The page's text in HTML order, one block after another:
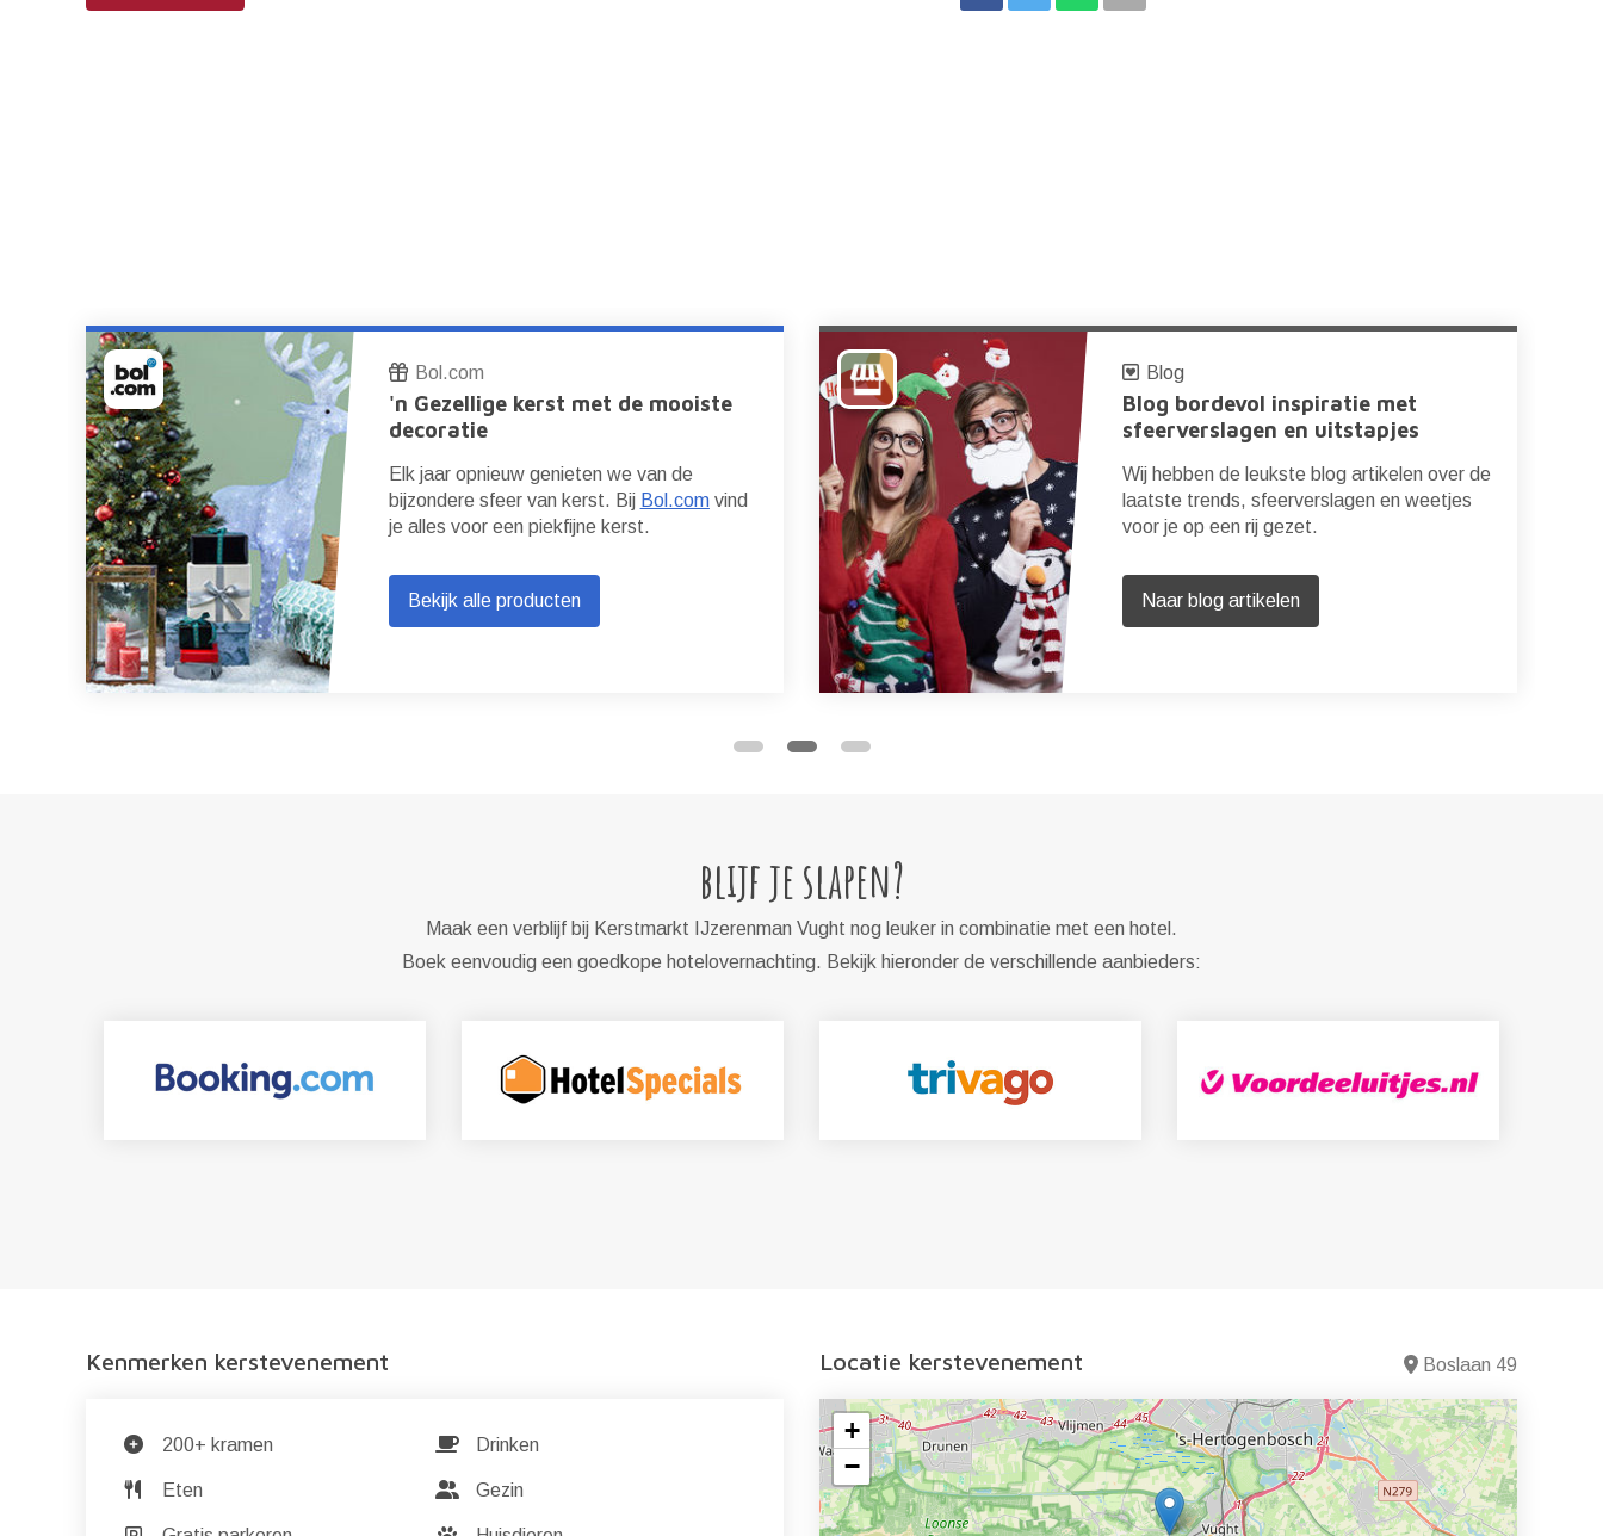
Bol.com
'n Gezellige kerst met de mooiste
decoratie
Elk jaar opnieuw genieten we van de
bijzondere sfeer van kerst. Bij Bol.comvind
je alles voor een piekfijne kerst.
Bekijk alle producten
Blog
Blog bordevol inspiratie met
sfeerverslagen en uitstapjes
Wij hebben de leukste blog artikelen over de
laatste trends, sfeerverslagen en weetjes
voor je op een rij gezet.
Naar blog artikelen
blijf je slapen?
Maak een verblijf bij Kerstmarkt IJzerenman Vught nog leuker in combinatie met een hotel.
Boek eenvoudig een goedkope hotelovernachting. Bekijk hieronder de verschillende aanbieders:
Kenmerken kerstevenement
200+ kramen Drinken
Eten Gezin
Locatie kerstevenement Boslaan 49
+
−